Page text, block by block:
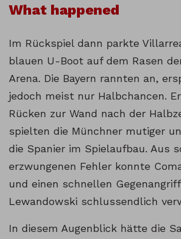
What happened
Im Rückspiel dann parkte
blauen U-Boot auf dem Rasen
Arena. Die Bayern rannten an,
jedoch meist nur Halbchancen.
Rücken zur Wand nach der
spielten die Münchner mutiger
die Spanier im Spielaufbau. Aus
erzwungenen Fehler konnte
und einen schnellen
Lewandowski schlussendlich
In diesem Augenblick hätte die